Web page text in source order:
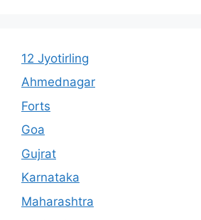
12 Jyotirling
Ahmednagar
Forts
Goa
Gujrat
Karnataka
Maharashtra